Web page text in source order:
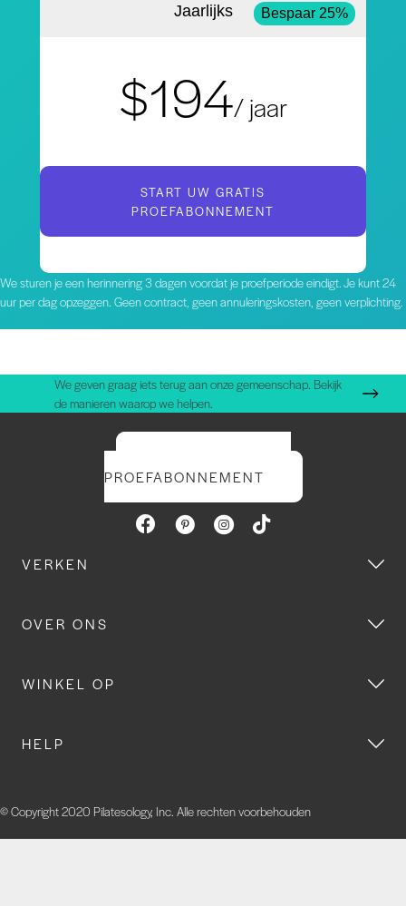
Jaarlijks Bespaar 25%
$194/ jaar
START UW GRATIS
PROEFABONNEMENT
We sturen je een herinnering 3 dagen voordat je proefperiode eindigt. Je kunt 24
uur per dag opzeggen. Geen contract, geen annuleringskosten, geen verplichting.
We geven graag iets terug aan onze gemeenschap. Bekijk
de manieren waarop we helpen.
PROEFABONNEMENT
VERKEN
OVER ONS
WINKEL OP
HELP
© Copyright 2020 Pilatesology, Inc. Alle rechten voorbehouden